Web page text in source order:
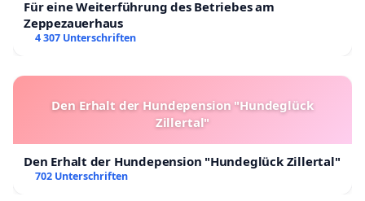
Für eine Weiterführung des Betriebes am
Zeppezauerhaus
4 307 Unterschriften
Den Erhalt der Hundepension "Hundeglück
Zillertal"
Den Erhalt der Hundepension "Hundeglück Zillertal"
702 Unterschriften